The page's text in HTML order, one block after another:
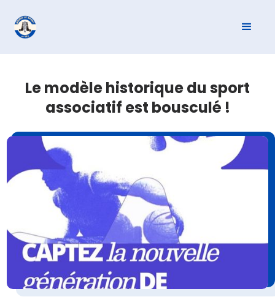
Le modèle historique du sport
associatif est bousculé !